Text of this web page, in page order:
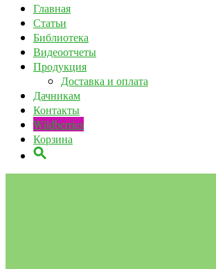
Главная
Статьи
Библиотека
Видеоотчеты
Продукция
Доставка и оплата
Дачникам
Контакты
Wildberries
Корзина